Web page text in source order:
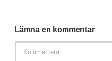
Lämna en kommentar
Kommentar